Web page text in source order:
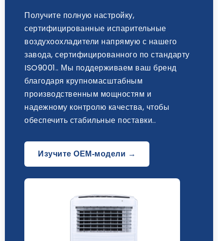
Получите полную настройку,
сертифицированные испарительные
воздухоохладители напрямую с нашего
завода, сертифицированного по стандарту
ISO9001.. Мы поддерживаем ваш бренд
благодаря крупномасштабным
производственным мощностям и
надежному контролю качества, чтобы
обеспечить стабильные поставки..
Изучите OEM-модели →